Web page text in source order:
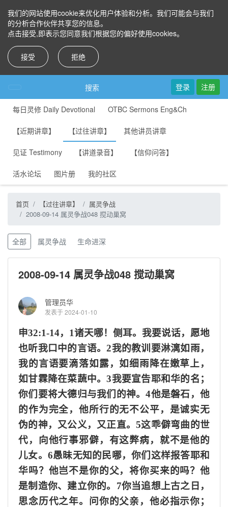
我们的网站使用cookie来优化用户体验和分析。我们可能会与我们
的分析合作伙伴共享您的信息。
点击接受,即表示您同意我们根据您的偏好使用cookies。
接受 拒绝
搜索 登录 注册
每日灵修 Daily Devotional OTBC Sermons Eng&Ch
【近期讲章】 【过往讲章】 其他讲员讲章
见证 Testimony 【讲道录音】 【信仰问答】
活水论坛 图片册 我的社区
首页 【过往讲章】
属灵争战
2008-09-14 属灵争战048 搅动巢窝
全部 属灵争战 生命进深
2008-09-14 属灵争战048 搅动巢窝
管理员华
发表于 2024-01-10
申32:1-14， 1诸天哪！侧耳。我要说话，愿地
也听我口中的言语。2我的教训要淋漓如雨，
我的言语要滴落如露，如细雨降在嫩草上，
如甘霖降在菜蔬中。3我要宣告耶和华的名；
你们要将大德归与我们的神。4他是磐石，他
的作为完全，他所行的无不公平，是诚实无
伪的神，又公义，又正直。5这乖僻弯曲的世
代，向他行事邪僻，有这弊病，就不是他的
儿女。6愚昧无知的民哪，你们这样报答耶和
华吗？他岂不是你的父，将你买来的吗？他
是制造你、建立你的。7你当追想上古之日，
思念历代之年。问你的父亲，他必指示你；